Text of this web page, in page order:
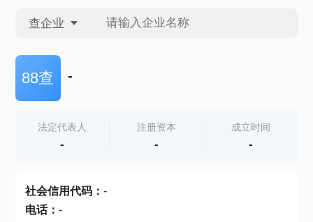
查企业
查企业
查产地
88查 -
法定代表人
-
注册资本
-
成立时间
-
社会信用代码： -
电话： -